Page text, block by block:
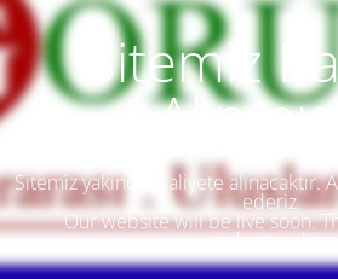
Sitemiz
Sitemiz yakında faaliyete alınacaktır.
ederiz.
Our website will be live soon.
understanding.